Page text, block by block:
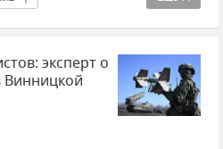
эксперт о